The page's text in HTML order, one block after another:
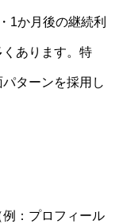
1か月後の継続利
あります。特
ターンを採用し
：プロフィール